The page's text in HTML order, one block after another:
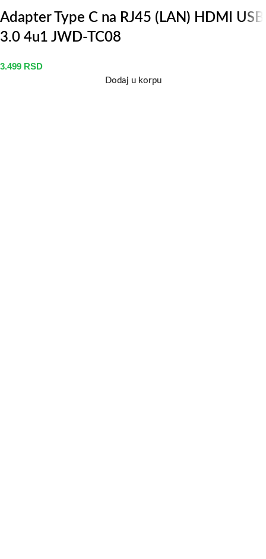
Adapter Type C na RJ45 (LAN) HDMI USB
3.0 4u1 JWD-TC08
3.499 RSD
Dodaj u korpu